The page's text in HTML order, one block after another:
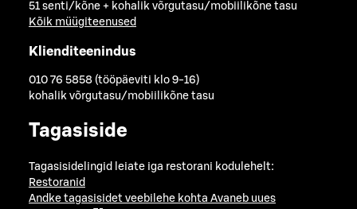
51 senti/kõne + kohalik võrgutasu/mobiilikõne tasu
Kõik müügiteenused
Klienditeenindus
010 76 5858 (tööpäeviti klo 9-16)
kohalik võrgutasu/mobiilikõne tasu
Tagasiside
Tagasisidelingid leiate iga restorani kodulehelt:
Restoranid
Andke tagasisidet veebilehe kohta Avaneb uues